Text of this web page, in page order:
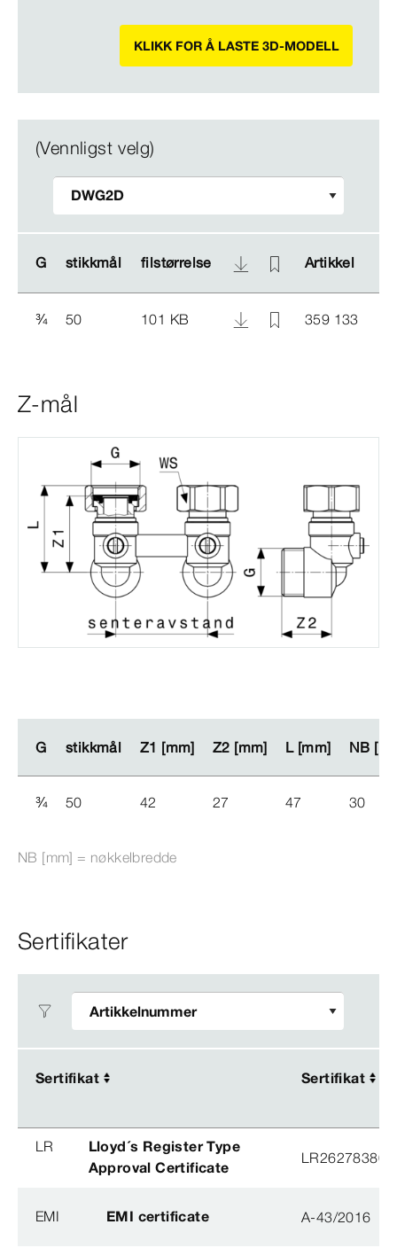
KLIKK FOR Å LASTE 3D-MODELL
(Vennligst velg)
G stikkmål filstørrelse Artikkel
G stikkmål filstørrelse Artikkel
¾ 50 101 KB 359 133
Z-mål
G stikkmål Z1 [mm] Z2 [mm] L [mm] NB
G stikkmål Z1 [mm] Z2 [mm] L [mm] NB
¾ 50 42 27 47 30
NB [mm] = nøkkelbredde
Sertifikater
Sertifikat Sertifikat
Sertifikat Sertifikat
LR
Lloyd´s Register Type
Approval Certificate
EMI EMI certificate A-43/2016